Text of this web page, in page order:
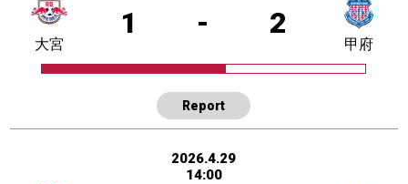
1 - 2
大宮 甲府
Report
2026.4.29
14:00